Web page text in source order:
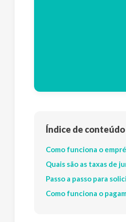
Índice de conteúdo
Como funciona o
Quais são as taxas de
Passo a passo para
Como funciona o